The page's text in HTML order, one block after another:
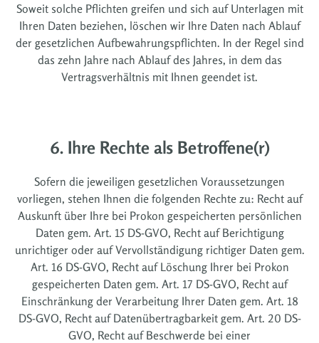
Soweit solche Pflichten greifen und sich auf Unterlagen mit
Ihren Daten beziehen, löschen wir Ihre Daten nach Ablauf
der gesetzlichen Aufbewahrungspflichten. In der Regel sind
das zehn Jahre nach Ablauf des Jahres, in dem das
Vertragsverhältnis mit Ihnen geendet ist.
6. Ihre Rechte als Betroffene(r)
Sofern die jeweiligen gesetzlichen Voraussetzungen
vorliegen, stehen Ihnen die folgenden Rechte zu: Recht auf
Auskunft über Ihre bei Prokon gespeicherten persönlichen
Daten gem. Art. 15 DS-GVO, Recht auf Berichtigung
unrichtiger oder auf Vervollständigung richtiger Daten gem.
Art. 16 DS-GVO, Recht auf Löschung Ihrer bei Prokon
gespeicherten Daten gem. Art. 17 DS-GVO, Recht auf
Einschränkung der Verarbeitung Ihrer Daten gem. Art. 18
DS-GVO, Recht auf Datenübertragbarkeit gem. Art. 20 DS-
GVO, Recht auf Beschwerde bei einer